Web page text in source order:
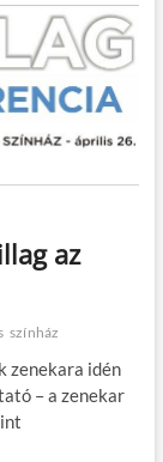
az
színház
zenekara idén
– a zenekar